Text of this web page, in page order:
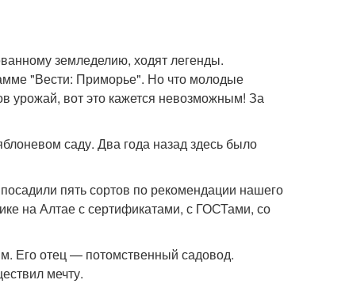
земледелию, ходят легенды.
"Вести: Приморье". Но что молодые
урожай, вот это кажется невозможным! За
саду. Два года назад здесь было
пять сортов по рекомендации нашего
на Алтае с сертификатами, с ГОСТами, со
Его отец — потомственный садовод.
мечту.